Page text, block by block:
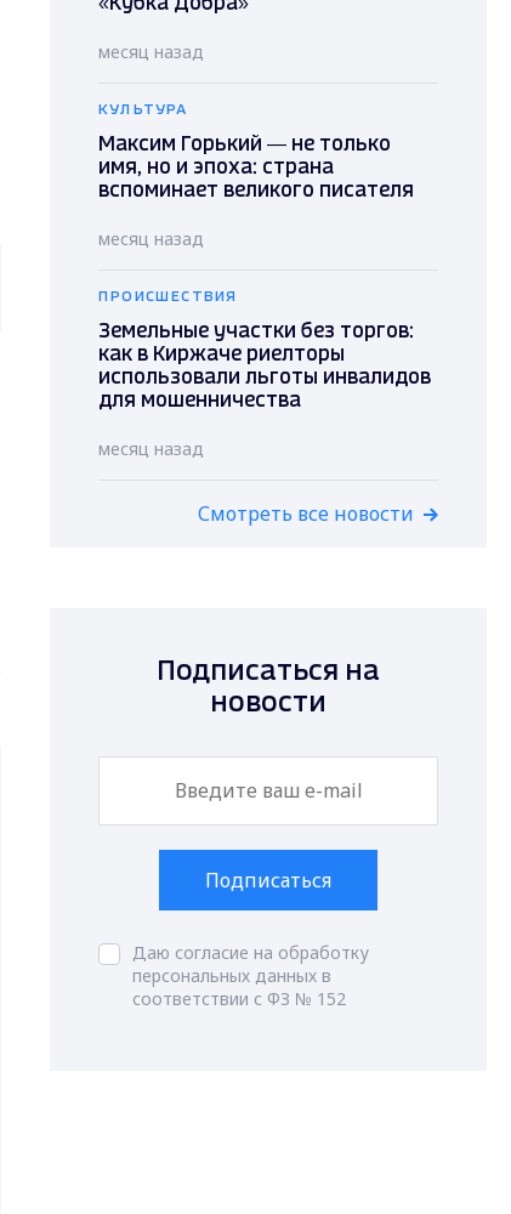
«Кубка Добра»
месяц назад
КУЛЬТУРА
Максим Горький — не только
имя, но и эпоха: страна
вспоминает великого писателя
месяц назад
ПРОИСШЕСТВИЯ
Земельные участки без торгов:
как в Киржаче риелторы
использовали льготы инвалидов
для мошенничества
месяц назад
Смотреть все новости
Подписаться на
новости
Подписаться
Даю согласие на обработку
персональных данных в
соответствии с ФЗ № 152